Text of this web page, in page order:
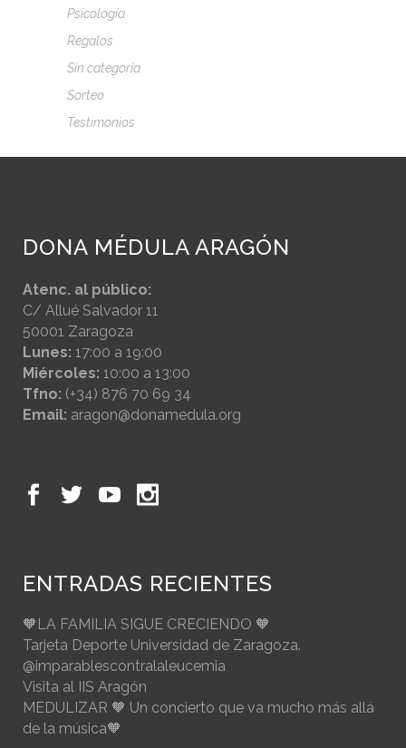
Psicología
Regalos
Sin categoría
Sorteo
Testimonios
DONA MÉDULA ARAGÓN
Atenc. al público:
C/ Allué Salvador 11
50001 Zaragoza
Lunes: 17:00 a 19:00
Miércoles: 10:00 a 13:00
Tfno: (+34) 876 70 69 34
Email: aragon@donamedula.org
ENTRADAS RECIENTES
🧡LA FAMILIA SIGUE CRECIENDO 🧡
Tarjeta Deporte Universidad de Zaragoza.
@imparablescontralaleucemia
Visita al IIS Aragón
MEDULIZAR 🧡 Un concierto que va mucho más allá
de la música🧡